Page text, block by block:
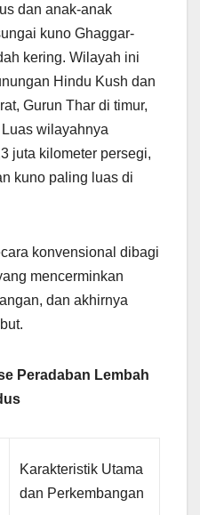
dan anak-anak
kuno Ghaggar-
kering. Wilayah ini
Hindu Kush dan
Gurun Thar di timur,
wilayahnya
juta kilometer persegi,
kuno paling luas di
konvensional dibagi
mencerminkan
dan akhirnya
Peradaban Lembah
Karakteristik Utama
dan Perkembangan